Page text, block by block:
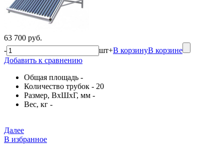
63 700 руб.
-
шт+В корзинуВ корзине
Добавить к сравнению
Общая площадь -
Количество трубок - 20
Размер, ВхШхГ, мм -
Вес, кг -
Далее
В избранное